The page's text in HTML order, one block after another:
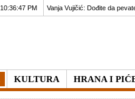
KULTURA HRANA I
10:36:47 PM Vanja Vujičić: Dođite da